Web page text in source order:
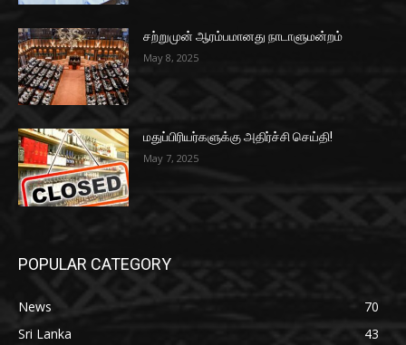
சற்றுமுன் ஆரம்பமானது நாடாளுமன்றம்
May 8, 2025
மதுப்பிரியர்களுக்கு அதிர்ச்சி செய்தி!
May 7, 2025
POPULAR CATEGORY
News
70
Sri Lanka
43